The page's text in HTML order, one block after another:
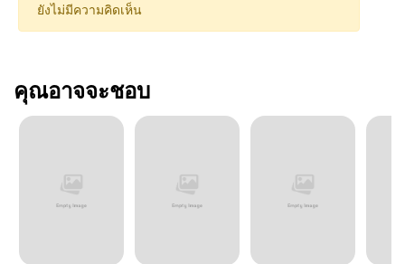
ยังไม่มีความคิดเห็น
คุณอาจจะชอบ